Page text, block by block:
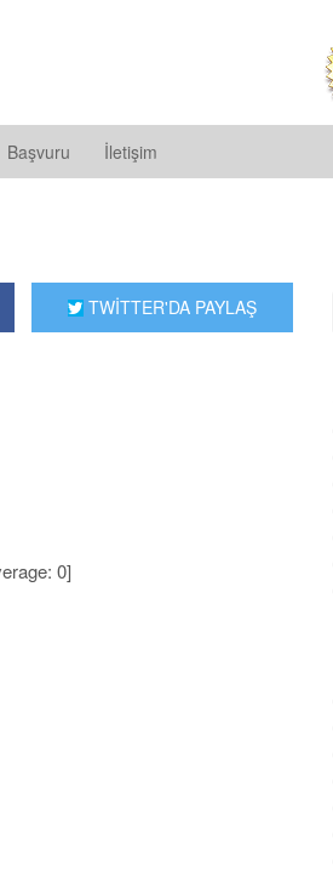
Başvuru İletişim
TWİTTER'DA PAYLAŞ
0]